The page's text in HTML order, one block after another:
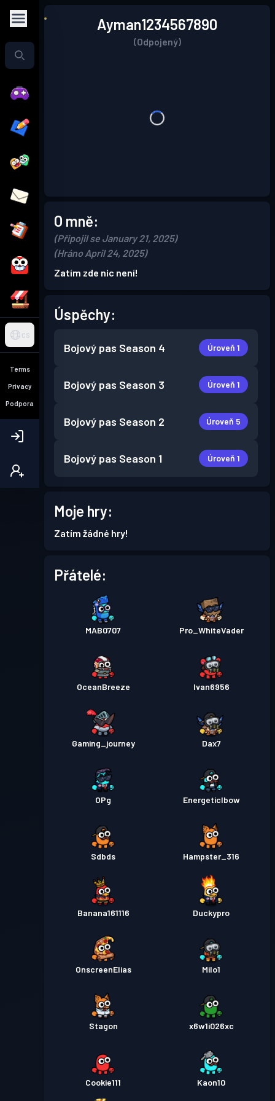
CS
Terms
Privacy
Podpora
Ayman1234567890
(Odpojený)
O mně:
(Připojil se January 21, 2025)
(Hráno April 24, 2025)
Zatím zde nic není!
Úspěchy:
Bojový pas Season 4 Úroveň 1
Bojový pas Season 3 Úroveň 1
Bojový pas Season 2 Úroveň 5
Bojový pas Season 1 Úroveň 1
Moje hry:
Zatím žádné hry!
Přátelé:
MAB0707 Pro_WhiteVader
OceanBreeze Ivan6956
Gaming_journey Dax7
OPg Energeticlbow
Sdbds Hampster_316
Banana161116 Duckypro
OnscreenElias Milo1
Stagon x6w1i026xc
Cookie111 Kaon10